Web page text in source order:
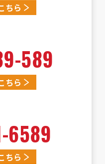
ちら
589
ちら
6589
ちら